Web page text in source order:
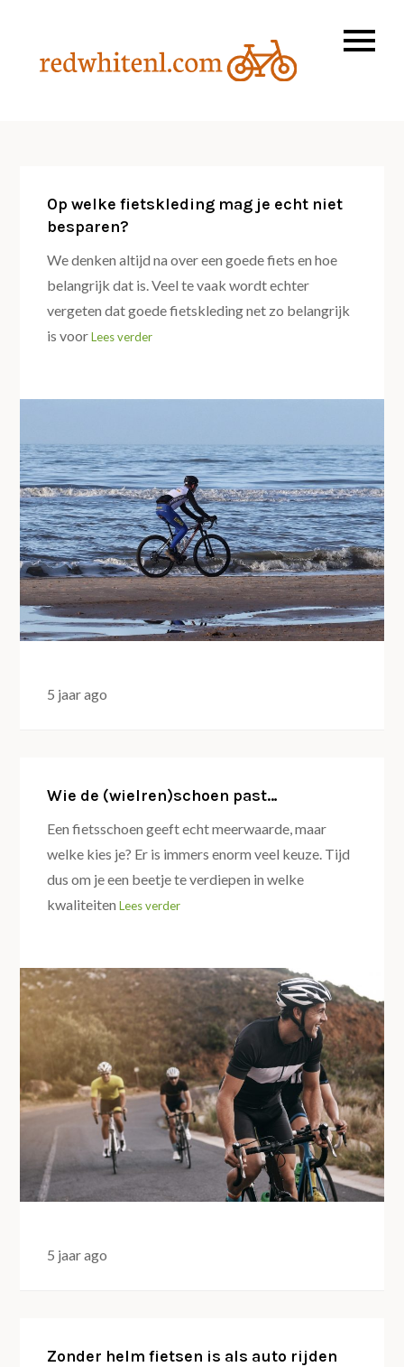
content
Op welke fietskleding mag je echt niet
besparen?
We denken altijd na over een goede fiets en hoe
belangrijk dat is. Veel te vaak wordt echter
vergeten dat goede fietskleding net zo belangrijk
is voor
5 jaar ago
Wie de (wielren)schoen past…
Een fietsschoen geeft echt meerwaarde, maar
welke kies je? Er is immers enorm veel keuze. Tijd
dus om je een beetje te verdiepen in welke
kwaliteiten
5 jaar ago
Zonder helm fietsen is als auto rijden